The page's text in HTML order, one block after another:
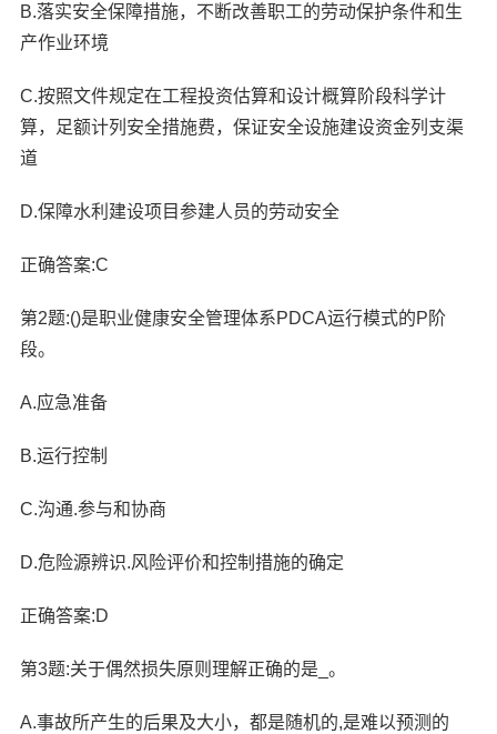
B.落实安全保障措施，不断改善职工的劳动保护条件和生
产作业环境
C.按照文件规定在工程投资估算和设计概算阶段科学计
算，足额计列安全措施费，保证安全设施建设资金列支渠
道
D.保障水利建设项目参建人员的劳动安全
正确答案:C
第2题:()是职业健康安全管理体系PDCA运行模式的P阶
段。
A.应急准备
B.运行控制
C.沟通.参与和协商
D.危险源辨识.风险评价和控制措施的确定
正确答案:D
第3题:关于偶然损失原则理解正确的是_。
A.事故所产生的后果及大小，都是随机的,是难以预测的